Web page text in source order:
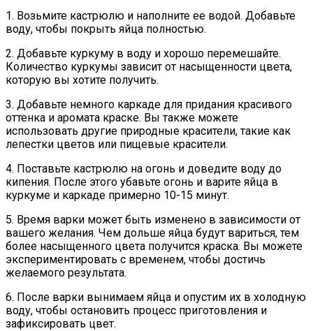
1. Возьмите кастрюлю и наполните ее водой. Добавьте
воду, чтобы покрыть яйца полностью.
2. Добавьте куркуму в воду и хорошо перемешайте.
Количество куркумы зависит от насыщенности цвета,
которую вы хотите получить.
3. Добавьте немного каркаде для придания красивого
оттенка и аромата краске. Вы также можете
использовать другие природные красители, такие как
лепестки цветов или пищевые красители.
4. Поставьте кастрюлю на огонь и доведите воду до
кипения. После этого убавьте огонь и варите яйца в
куркуме и каркаде примерно 10-15 минут.
5. Время варки может быть изменено в зависимости от
вашего желания. Чем дольше яйца будут вариться, тем
более насыщенного цвета получится краска. Вы можете
экспериментировать с временем, чтобы достичь
желаемого результата.
6. После варки вынимаем яйца и опустим их в холодную
воду, чтобы остановить процесс приготовления и
зафиксировать цвет.